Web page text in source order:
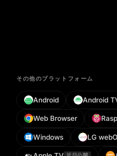
その他のプラットフォーム
Android Android
Web Browser
Windows LG